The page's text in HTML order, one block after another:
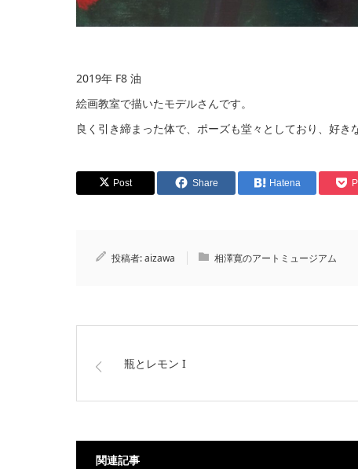
2019年 F8 油
絵画教室で描いたモデルさんです。
良く引き締まった体で、ポーズも堂々としており、好き
Post Share Hatena
投稿者:aizawa 相澤寛のアートミュージアム
瓶とレモン I
関連記事